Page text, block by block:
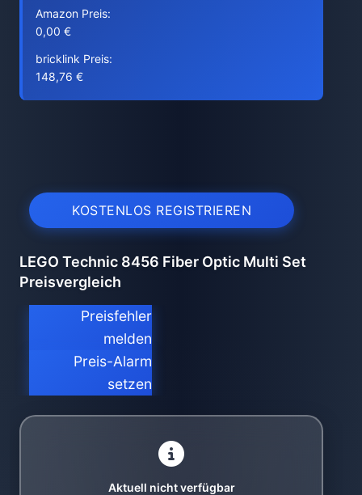
Amazon Preis:
0,00 €
bricklink Preis:
148,76 €
KOSTENLOS REGISTRIEREN
LEGO Technic 8456 Fiber Optic Multi Set
Preisvergleich
Preisfehler
melden
Preis-Alarm
setzen
Aktuell nicht verfügbar